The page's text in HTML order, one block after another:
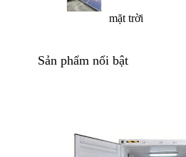
mặt trời
Sản phẩm nổi bật